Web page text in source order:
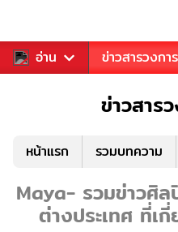
อ่าน
ข่าวบันเทิง ข่าวสารวงกา
ข่าวสาร
หน้าแรก รวมบทความ
Maya- รวมข่าวศิล
ต่างประเทศ ที่เ